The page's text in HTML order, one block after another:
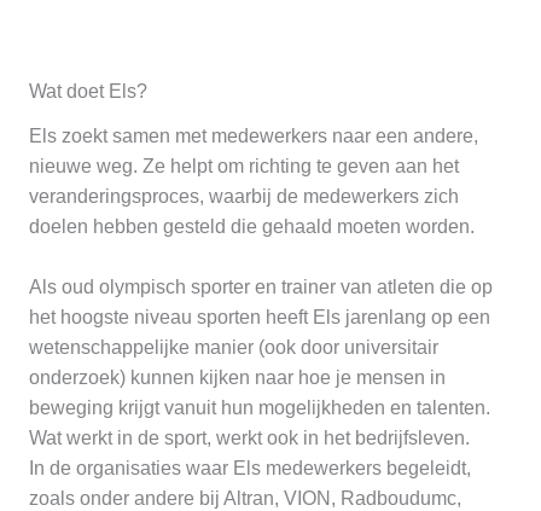
Wat doet Els?
Els zoekt samen met medewerkers naar een andere,
nieuwe weg. Ze helpt om richting te geven aan het
veranderingsproces, waarbij de medewerkers zich
doelen hebben gesteld die gehaald moeten worden.
Als oud olympisch sporter en trainer van atleten die op
het hoogste niveau sporten heeft Els jarenlang op een
wetenschappelijke manier (ook door universitair
onderzoek) kunnen kijken naar hoe je mensen in
beweging krijgt vanuit hun mogelijkheden en talenten.
Wat werkt in de sport, werkt ook in het bedrijfsleven.
In de organisaties waar Els medewerkers begeleidt,
zoals onder andere bij Altran, VION, Radboudumc,